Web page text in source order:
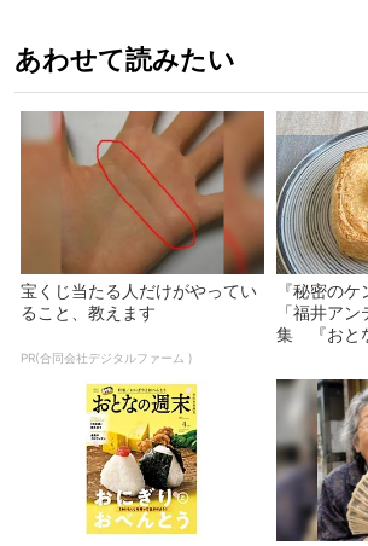
あわせて読みたい
宝くじ当たる人だけがやってい
ること、教えます
PR(合同会社デジタルファーム )
『秘密の
「福井ア
集 『おと